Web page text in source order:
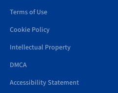
Terms of Use
Cookie Policy
Intellectual Property
DMCA
Accessibility Statement